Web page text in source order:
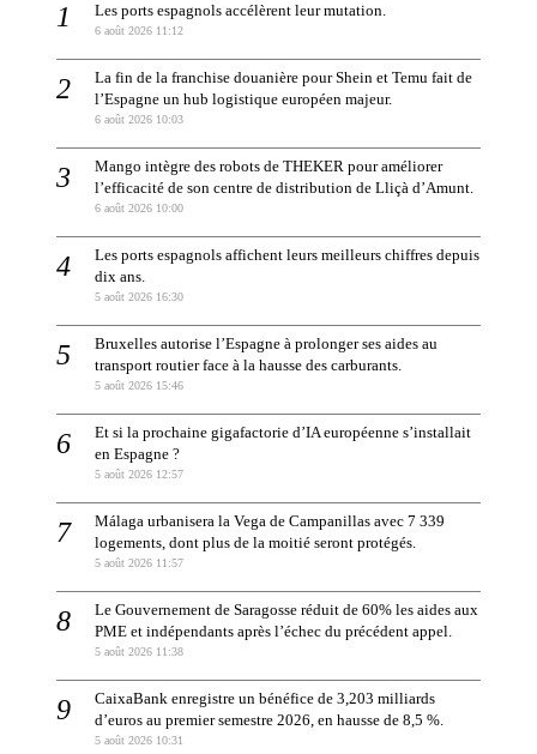
Les ports espagnols accélèrent leur mutation.
6 août 2026 11:12
La fin de la franchise douanière pour Shein et Temu fait de
l’Espagne un hub logistique européen majeur.
6 août 2026 10:03
Mango intègre des robots de THEKER pour améliorer
l’efficacité de son centre de distribution de Lliçà d’Amunt.
6 août 2026 10:00
Les ports espagnols affichent leurs meilleurs chiffres depuis
dix ans.
5 août 2026 16:30
Bruxelles autorise l’Espagne à prolonger ses aides au
transport routier face à la hausse des carburants.
5 août 2026 15:46
Et si la prochaine gigafactorie d’IA européenne s’installait
en Espagne ?
5 août 2026 12:57
Málaga urbanisera la Vega de Campanillas avec 7 339
logements, dont plus de la moitié seront protégés.
5 août 2026 11:57
Le Gouvernement de Saragosse réduit de 60% les aides aux
PME et indépendants après l’échec du précédent appel.
5 août 2026 11:38
CaixaBank enregistre un bénéfice de 3,203 milliards
d’euros au premier semestre 2026, en hausse de 8,5 %.
5 août 2026 10:31